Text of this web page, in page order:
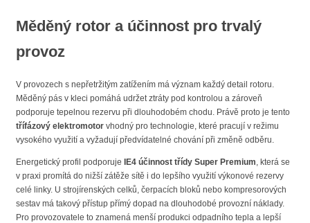
Měděný rotor a účinnost pro trvalý
provoz
V provozech s nepřetržitým zatížením má význam každý detail rotoru.
Měděný pás v kleci pomáhá udržet ztráty pod kontrolou a zároveň
podporuje tepelnou rezervu při dlouhodobém chodu. Právě proto je tento
třífázový elektromotor vhodný pro technologie, které pracují v režimu
vysokého využití a vyžadují předvídatelné chování při změně odběru.
Energetický profil podporuje IE4 účinnost třídy Super Premium , která se
v praxi promítá do nižší zátěže sítě i do lepšího využití výkonové rezervy
celé linky. U strojírenských celků, čerpacích bloků nebo kompresorových
sestav má takový přístup přímý dopad na dlouhodobé provozní náklady.
Pro provozovatele to znamená menší produkci odpadního tepla a lepší